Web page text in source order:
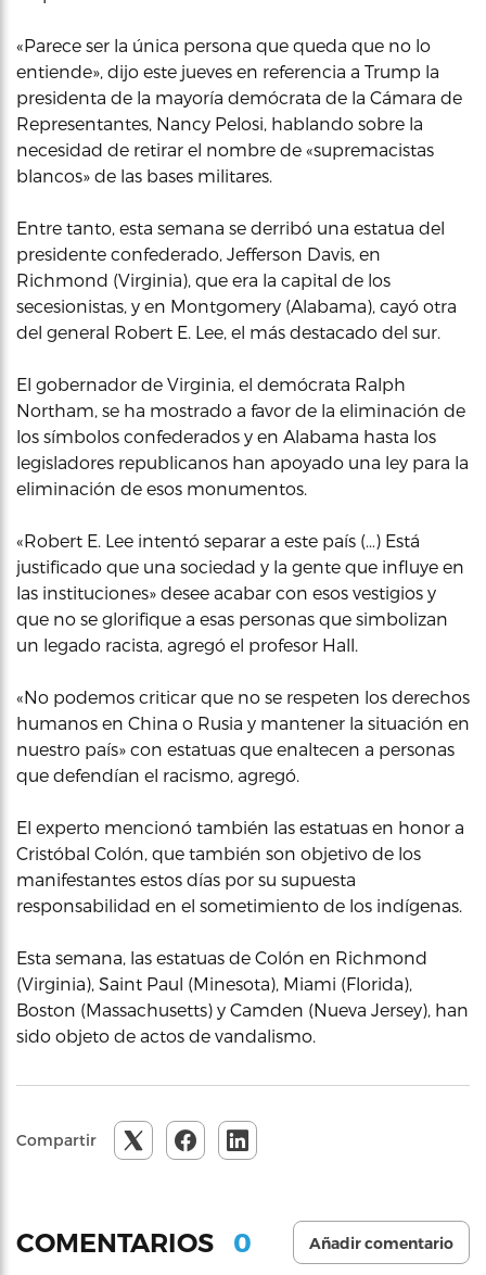
«Parece ser la única persona que queda que no lo
entiende», dijo este jueves en referencia a Trump la
presidenta de la mayoría demócrata de la Cámara de
Representantes, Nancy Pelosi, hablando sobre la
necesidad de retirar el nombre de «supremacistas
blancos» de las bases militares.
Entre tanto, esta semana se derribó una estatua del
presidente confederado, Jefferson Davis, en
Richmond (Virginia), que era la capital de los
secesionistas, y en Montgomery (Alabama), cayó otra
del general Robert E. Lee, el más destacado del sur.
El gobernador de Virginia, el demócrata Ralph
Northam, se ha mostrado a favor de la eliminación de
los símbolos confederados y en Alabama hasta los
legisladores republicanos han apoyado una ley para la
eliminación de esos monumentos.
«Robert E. Lee intentó separar a este país (…) Está
justificado que una sociedad y la gente que influye en
las instituciones» desee acabar con esos vestigios y
que no se glorifique a esas personas que simbolizan
un legado racista, agregó el profesor Hall.
«No podemos criticar que no se respeten los derechos
humanos en China o Rusia y mantener la situación en
nuestro país» con estatuas que enaltecen a personas
que defendían el racismo, agregó.
El experto mencionó también las estatuas en honor a
Cristóbal Colón, que también son objetivo de los
manifestantes estos días por su supuesta
responsabilidad en el sometimiento de los indígenas.
Esta semana, las estatuas de Colón en Richmond
(Virginia), Saint Paul (Minesota), Miami (Florida),
Boston (Massachusetts) y Camden (Nueva Jersey), han
sido objeto de actos de vandalismo.
Compartir
COMENTARIOS 0 Añadir comentario